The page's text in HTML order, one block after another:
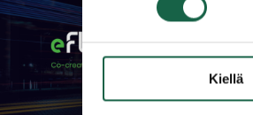
Kiellä